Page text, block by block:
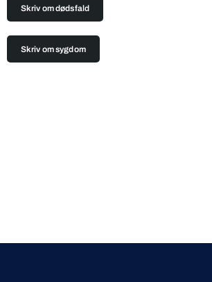
Skriv om dødsfald
Skriv om sygdom